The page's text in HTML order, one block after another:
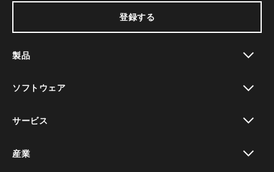
登録する
製品
ソフトウェア
サービス
産業